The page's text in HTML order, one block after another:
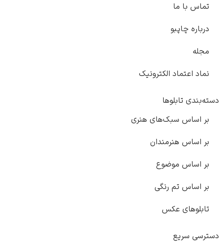
تماس با ما
درباره چاپبو
مجله
نماد اعتماد الکترونیک
دسته‌بندی تابلوها
بر اساس سبک‌های هنری
بر اساس هنرمندان
بر اساس موضوع
بر اساس تم رنگی
تابلوهای عکس
دسترسی سریع